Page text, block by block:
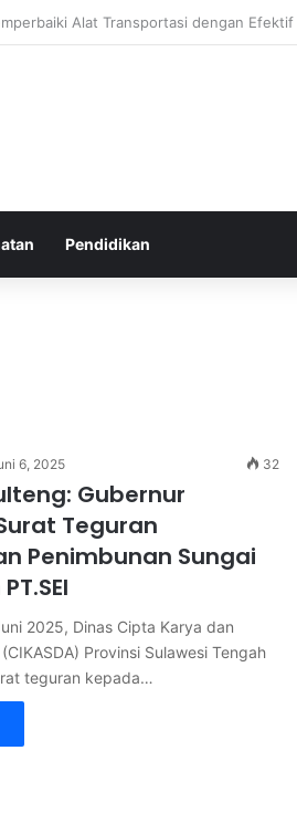
Daya Tahan Tubuh dalam Beraktivitas
Pendidikan
6, 2025 32
Gubernur
Teguran
Penimbunan Sungai
2025, Dinas Cipta Karya dan
Provinsi Sulawesi Tengah
teguran kepada…